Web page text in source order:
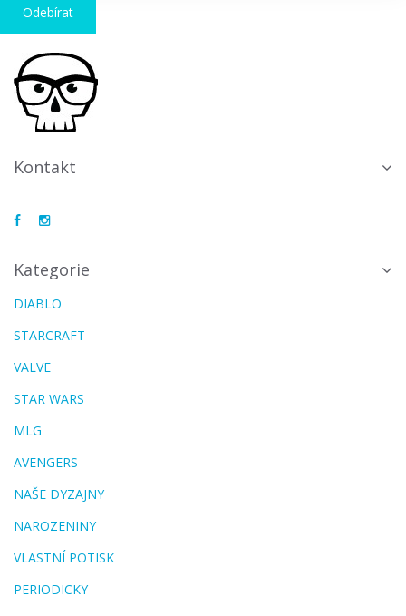
Odebírat
Kontakt
Kategorie
DIABLO
STARCRAFT
VALVE
STAR WARS
MLG
AVENGERS
NAŠE DYZAJNY
NAROZENINY
VLASTNÍ POTISK
PERIODICKY